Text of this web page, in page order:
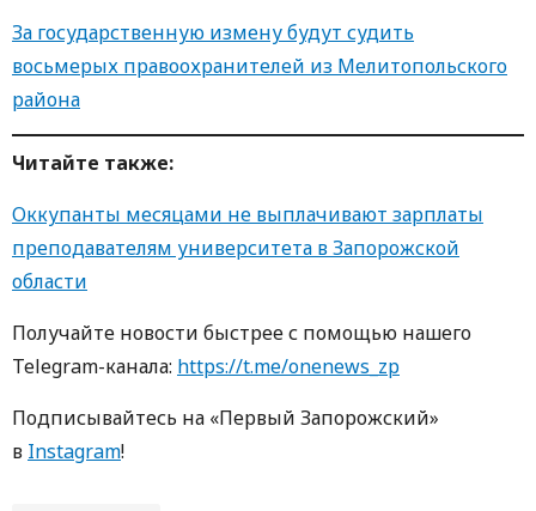
За государственную измену будут судить
восьмерых правоохранителей из Мелитопольского
района
Читайте также:
Оккупанты месяцами не выплачивают зарплаты
преподавателям университета в Запорожской
области
Получайте новости быстрее с помощью нашего
Telegram-канала: https://t.me/onenews_zp
Подписывайтесь на «Первый Запорожский»
в Instagram!